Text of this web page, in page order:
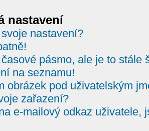
nastavení
nastavení?
pásmo, ale je to stále
na seznamu!
obrázek pod uživatelským
zařazení?
e-mailový odkaz uživatele,